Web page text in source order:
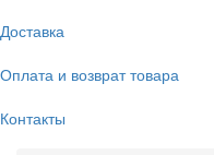
Доставка
Оплата и возврат товара
Контакты